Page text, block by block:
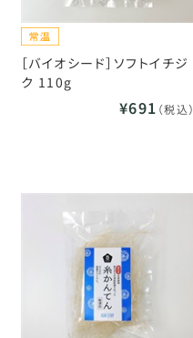
［バイオシード］ソフトイチジ
ク 110g
¥691 （税込）